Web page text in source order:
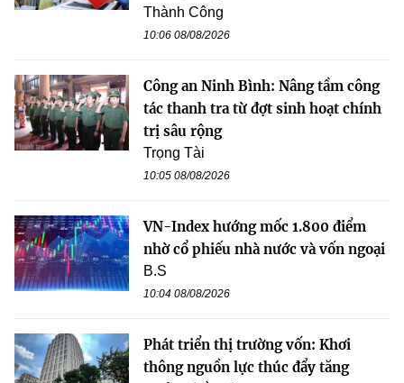
Thành Công
10:06 08/08/2026
Công an Ninh Bình: Nâng tầm công
tác thanh tra từ đợt sinh hoạt chính
trị sâu rộng
Trọng Tài
10:05 08/08/2026
VN-Index hướng mốc 1.800 điểm
nhờ cổ phiếu nhà nước và vốn ngoại
B.S
10:04 08/08/2026
Phát triển thị trường vốn: Khơi
thông nguồn lực thúc đẩy tăng